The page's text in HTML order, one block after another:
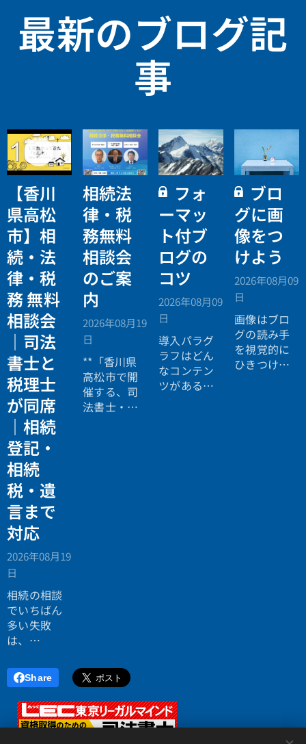
最新のブログ記
事
【香川
県高松
市】相
続・法
律・税
務 無料
相談会
｜司法
書士と
税理士
が同席
｜相続
登記・
相続
税・遺
言まで
対応
2026年08月19
日
相続の相談
でいちばん
多い失敗
は、
行ったら登
記の話がで
きず、司法
書士に行っ
たら税金が
相続法
律・税
務無料
相談会
のご案
内
2026年08月19
日
**「香川県
高松市で開
催する、司
法書士・税
フォ
ーマッ
ト付ブ
ログの
コツ
2026年08月09
日
導入パラグ
ラフはどん
なコンテン
ツがあるの
ブロ
グに画
像をつ
けよう
2026年08月09
日
画像はブロ
グの読み手
を視覚的に
ひきつける
Share